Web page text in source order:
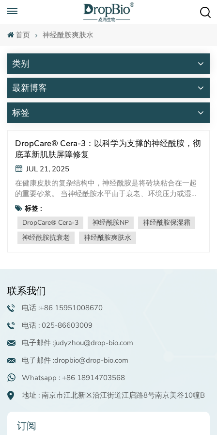
+86 15951008670
首页 神经酰胺爽肤水
类别
最新博客
标签
DropCare® Cera-3：以科学为支撑的神经酰胺，彻
底革新肌肤屏障修复
JUL 21, 2025
在健康皮肤的复杂结构中，神经酰胺是将砖块粘合在一起
的重要砂浆。 当神经酰胺水平由于衰老、环境压力或湿疹
等皮肤状况而下降时，屏障就会变弱，导致皮肤干燥、敏
感、发炎和可见损伤。 DropCare® 陶瓷-3 （神经酰胺
NP）不仅仅是另一种神经酰胺；它是一种强效的天然解决
方案，专门用于针对和修复受损的皮肤屏障，并有令人信
服的临床证据支持。 为什么神经酰胺NP如此重要 神经酰
部分。研究一致表明，在各种常见的皮肤病中，神经酰胺
神经酰胺NP (Cer 3)。↑ 神经酰胺2 (NS)、Cer 4 (EOH)、
3)，以及 Cer 1 (EOS) 和 Cer 7 (AP)。 老化皮肤： ↓ 总神
经酰胺和神经酰胺 1 (EOS)，包括亚油酸酯。 皮肤干燥
性皮炎（表面活性剂/溶剂）： ↓ 总神经酰胺和/或改变的神
经酰胺 1 成分。 粉刺： ↓ 神经酰胺 1 (EOS) 中的亚油酸
酯。 *（来源：改编自 Am J Clin Dermatol 2003；4 (2):
107-129）* 这种普遍的缺陷凸显了对有效补充神经酰胺
DropCare® Cera-3：经临床验证的屏障修复 严格的测试证
（胶带剥离）后，用 DropCare® Cera-3 乳霜在短短 3 小
标签 :
DropCare® Cera-3
神经酰胺NP
神经酰胺保湿霜
神经酰胺抗衰老
神经酰胺爽肤水
联系我们
电话 :+86 15951008670
电话 : 025-86603009
电子邮件 :judyzhou@drop-bio.com
电子邮件 :dropbio@drop-bio.com
Whatsapp : +86 18914703568
地址 : 南京市江北新区沿江街道江启路8号南京美谷10幢B
订阅